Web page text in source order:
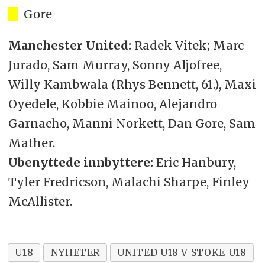
Gore
Manchester United: Radek Vitek; Marc
Jurado, Sam Murray, Sonny Aljofree,
Willy Kambwala (Rhys Bennett, 61.), Maxi
Oyedele, Kobbie Mainoo, Alejandro
Garnacho, Manni Norkett, Dan Gore, Sam
Mather.
Ubenyttede innbyttere: Eric Hanbury,
Tyler Fredricson, Malachi Sharpe, Finley
McAllister.
U18 NYHETER
UNITED U18 V STOKE U18